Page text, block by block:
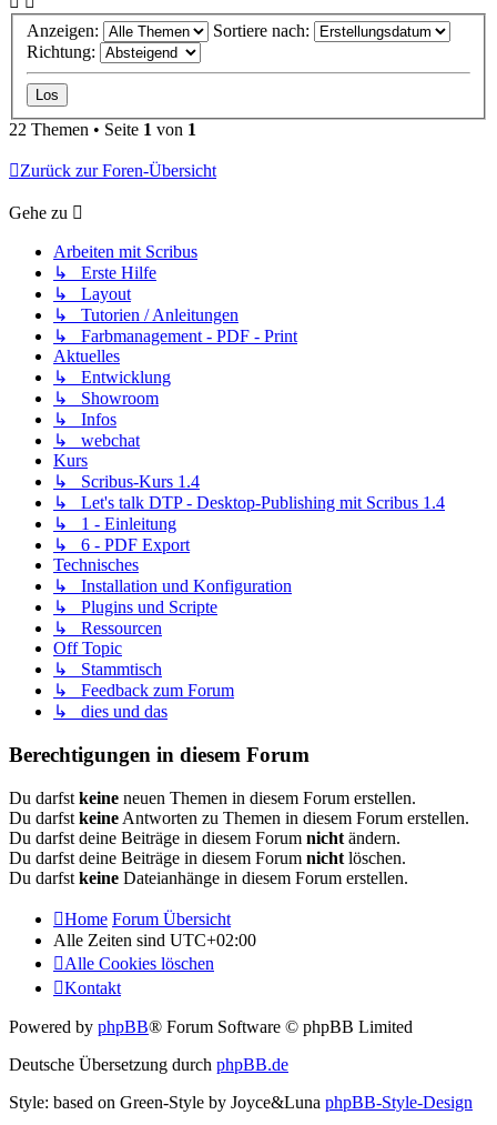
Anzeigen:
Sortiere nach:
Richtung:
22 Themen • Seite 1 von 1
Zurück zur Foren-Übersicht
Gehe zu
Arbeiten mit Scribus
↳ Erste Hilfe
↳ Layout
↳ Tutorien / Anleitungen
↳ Farbmanagement - PDF - Print
Aktuelles
↳ Entwicklung
↳ Showroom
↳ Infos
↳ webchat
Kurs
↳ Scribus-Kurs 1.4
↳ Let's talk DTP - Desktop-Publishing mit Scribus 1.4
↳ 1 - Einleitung
↳ 6 - PDF Export
Technisches
↳ Installation und Konfiguration
↳ Plugins und Scripte
↳ Ressourcen
Off Topic
↳ Stammtisch
↳ Feedback zum Forum
↳ dies und das
Berechtigungen in diesem Forum
Du darfst keine neuen Themen in diesem Forum erstellen.
Du darfst keine Antworten zu Themen in diesem Forum erstellen.
Du darfst deine Beiträge in diesem Forum nicht ändern.
Du darfst deine Beiträge in diesem Forum nicht löschen.
Du darfst keine Dateianhänge in diesem Forum erstellen.
Home Forum Übersicht
Alle Zeiten sind UTC+02:00
Alle Cookies löschen
Kontakt
Powered by phpBB® Forum Software © phpBB Limited
Deutsche Übersetzung durch phpBB.de
Style: based on Green-Style by Joyce&Luna phpBB-Style-Design